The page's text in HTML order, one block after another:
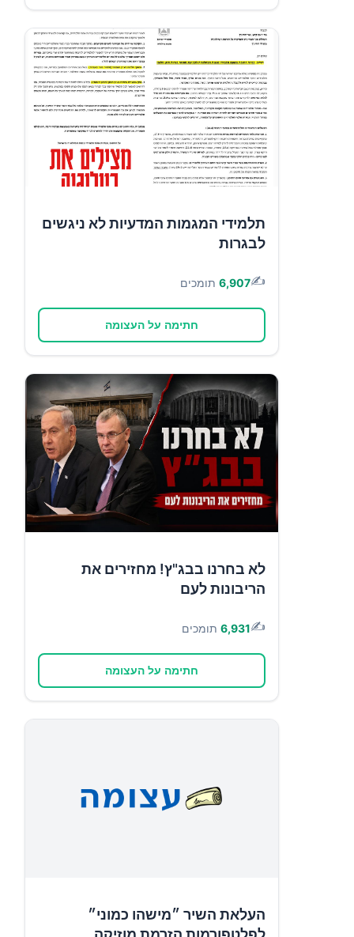
תלמידי המגמות המדעיות לא ניגשים
לבגרות
✍️
6,907 תומכים
חתימה על העצומה
לא בחרנו בבג"ץ! מחזירים את
הריבונות לעם
✍️
6,931 תומכים
חתימה על העצומה
העלאת השיר ״מישהו כמוני״